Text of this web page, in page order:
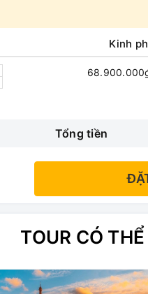
thường tối đa:
giặt là quần áo, hành
ở các nước (80 EUR/
Kinh
Tổng tiền
TOUR CÓ